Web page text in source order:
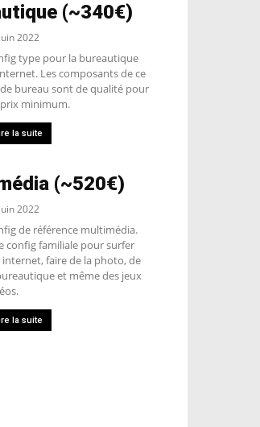
(~340€)
2022
type pour la bureautique
Les composants de ce
de bureau sont de qualité pour
minimum.
la suite
(~520€)
2022
de référence multimédia.
config familiale pour surfer
internet, faire de la photo, de
et même des jeux
la suite